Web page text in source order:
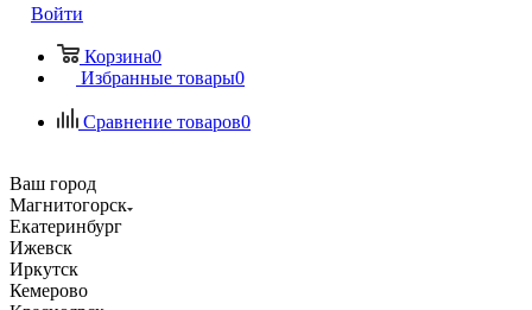
Войти
Корзина0
Избранные товары0
Сравнение товаров0
Ваш город
Магнитогорск
Екатеринбург
Ижевск
Иркутск
Кемерово